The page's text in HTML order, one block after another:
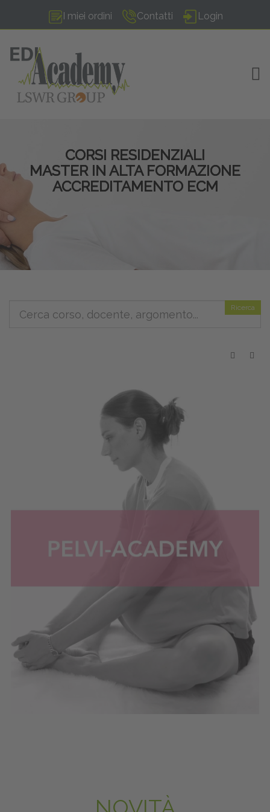
I miei ordini Contatti Login
CORSI RESIDENZIALI
MASTER IN ALTA FORMAZIONE
ACCREDITAMENTO ECM
Ricerca